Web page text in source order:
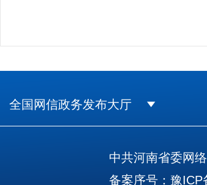
全国网信政务发布大厅
中共河南省委网
备案序号：豫ICP